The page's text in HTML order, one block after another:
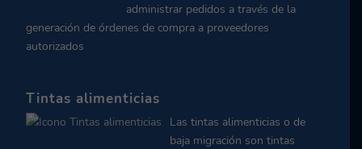
administrar pedidos a través de la
generación de órdenes de compra a proveedores
autorizados
Tintas alimenticias
Las tintas alimenticias o de
baja migración son tintas